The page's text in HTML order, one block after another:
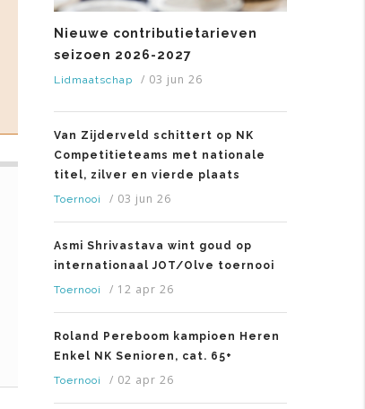
Nieuwe contributietarieven
seizoen 2026-2027
Lidmaatschap / 03 jun 26
Van Zijderveld schittert op NK
Competitieteams met nationale
titel, zilver en vierde plaats
Toernooi
/ 03 jun 26
Asmi Shrivastava wint goud op
internationaal JOT/Olve toernooi
Toernooi
/ 12 apr 26
Roland Pereboom kampioen Heren
Enkel NK Senioren, cat. 65+
Toernooi
/ 02 apr 26